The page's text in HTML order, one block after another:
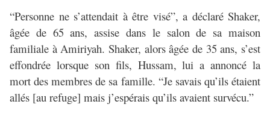
“Personne ne s’attendait à être visé”, a déclaré Shaker,
âgée de 65 ans, assise dans le salon de sa maison
familiale à Amiriyah. Shaker, alors âgée de 35 ans, s’est
effondrée lorsque son fils, Hussam, lui a annoncé la
mort des membres de sa famille. “Je savais qu’ils étaient
allés [au refuge] mais j’espérais qu’ils avaient survécu.”